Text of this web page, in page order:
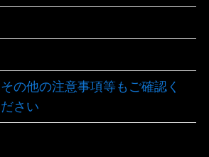
その他の注意事項等もご確認く
ださい